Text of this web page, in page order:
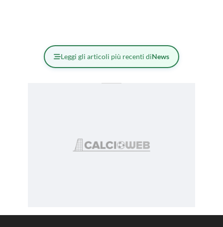
Leggi gli articoli più recenti diNews